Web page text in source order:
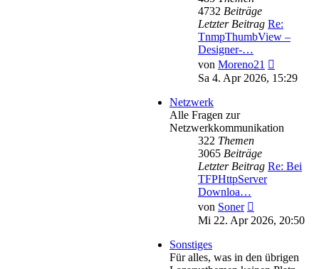
4732 Beiträge
Letzter Beitrag Re:
TnmpThumbView –
Designer-…
von Moreno21
Beitrag
Sa 4. Apr 2026, 15:29
Netzwerk
Alle Fragen zur
Netzwerkkommunikation
322 Themen
3065 Beiträge
Letzter Beitrag Re: Bei
TFPHttpServer
Downloa…
von Soner
Beitrag
Mi 22. Apr 2026, 20:50
Sonstiges
Für alles, was in den übrigen